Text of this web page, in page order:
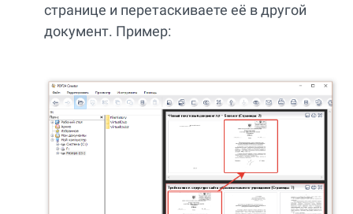
странице и перетаскиваете её в другой
документ. Пример: